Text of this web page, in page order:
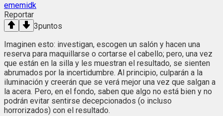
ememidk
Reportar
3puntos
Imaginen esto: investigan, escogen un salón y hacen una
reserva para maquillarse o cortarse el cabello; pero, una vez
que están en la silla y les muestran el resultado, se sienten
abrumados por la incertidumbre. Al principio, culparán a la
iluminación y creerán que se verá mejor una vez que salgan a
la acera. Pero, en el fondo, saben que algo no está bien y no
podrán evitar sentirse decepcionados (o incluso
horrorizados) con el resultado.